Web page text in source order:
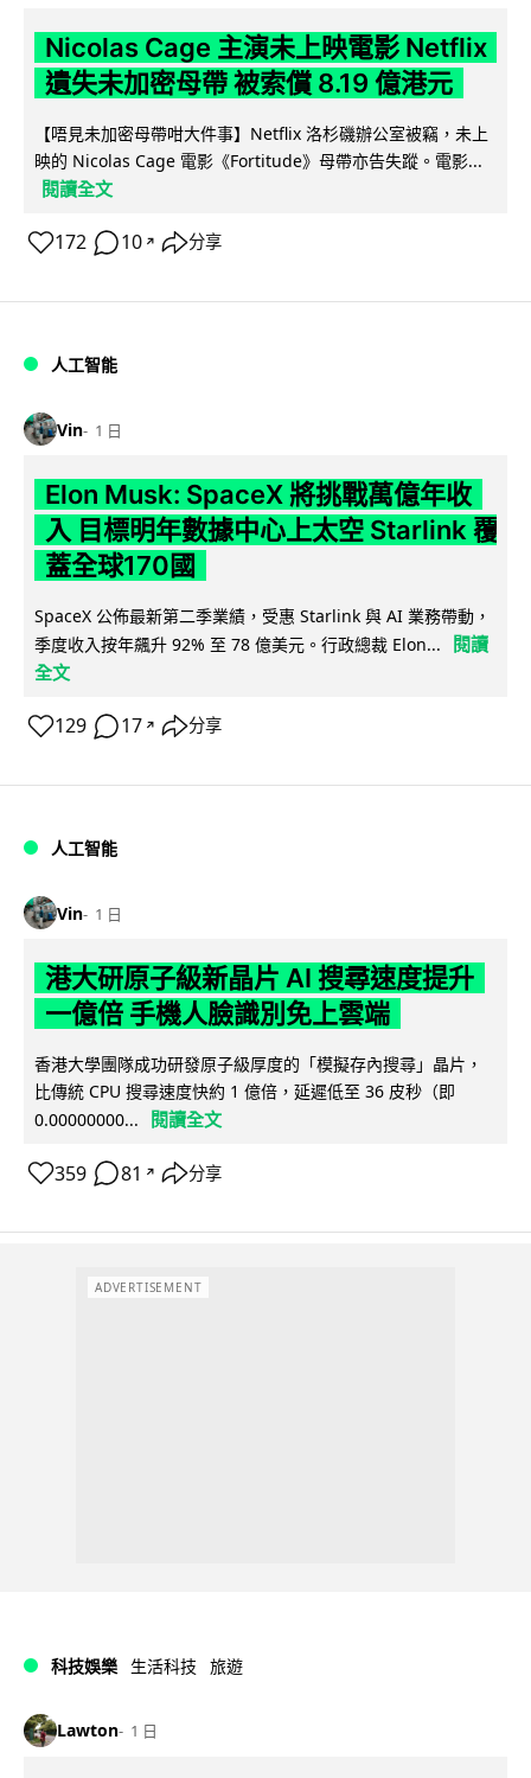
Nicolas Cage 主演未上映電影 Netflix
遺失未加密母帶 被索償 8.19 億港元
【唔見未加密母帶咁大件事】Netflix 洛杉磯辦公室被竊，未上
映的 Nicolas Cage 電影《Fortitude》母帶亦告失蹤。電影...
閱讀全文
172 10 ↗ 分享
人工智能
Vin 1 日
Elon Musk: SpaceX 將挑戰萬億年收
入 目標明年數據中心上太空 Starlink 覆
蓋全球170國
SpaceX 公佈最新第二季業績，受惠 Starlink 與 AI 業務帶動，
季度收入按年飆升 92% 至 78 億美元。行政總裁 Elon...
閱讀
全文
129 17 ↗ 分享
人工智能
Vin 1 日
港大研原子級新晶片 AI 搜尋速度提升
一億倍 手機人臉識別免上雲端
香港大學團隊成功研發原子級厚度的「模擬存內搜尋」晶片，
比傳統 CPU 搜尋速度快約 1 億倍，延遲低至 36 皮秒（即
0.00000000...
閱讀全文
359 81 ↗ 分享
ADVERTISEMENT
科技娛樂 生活科技 旅遊
Lawton 1 日